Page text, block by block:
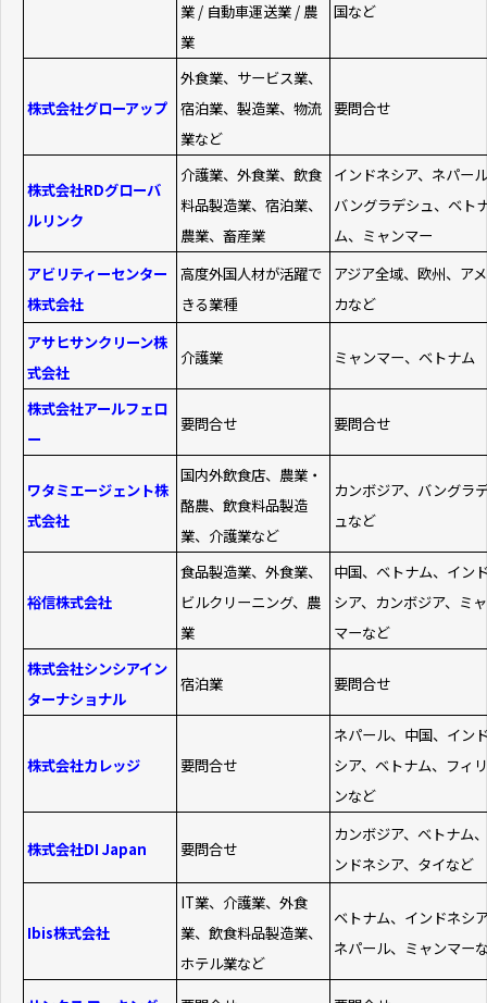
業 / 自動車運送業 / 農
業
国など
株式会社グローアップ
外食業、サービス業、
宿泊業、製造業、物流
業など
要問合せ
株式会社RDグローバ
ルリンク
介護業、外食業、飲食
料品製造業、宿泊業、
農業、畜産業
インドネシア、ネパー
バングラデシュ、ベト
ム、ミャンマー
アビリティーセンター
株式会社
高度外国人材が活躍で
きる業種
アジア全域、欧州、ア
カなど
アサヒサンクリーン株
式会社
介護業 ミャンマー、ベトナム
株式会社アールフェロ
ー
要問合せ 要問合せ
ワタミエージェント株
式会社
国内外飲食店、農業・
酪農、飲食料品製造
業、介護業など
カンボジア、バングラ
ュなど
裕信株式会社
食品製造業、外食業、
ビルクリーニング、農
業
中国、ベトナム、イン
シア、カンボジア、ミ
マーなど
株式会社シンシアイン
ターナショナル
宿泊業 要問合せ
株式会社カレッジ 要問合せ
ネパール、中国、イン
シア、ベトナム、フィ
ンなど
株式会社DI Japan 要問合せ
カンボジア、ベトナム
ンドネシア、タイなど
Ibis株式会社
IT業、介護業、外食
業、飲食料品製造業、
ホテル業など
ベトナム、インドネシ
ネパール、ミャンマー